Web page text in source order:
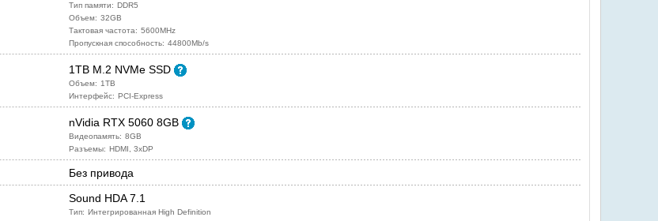
Тип памяти: DDR5
Объем: 32GB
Тактовая частота: 5600MHz
Пропускная способность: 44800Mb/s
1TB M.2 NVMe SSD
Объем: 1TB
Интерфейс: PCI-Express
nVidia RTX 5060 8GB
Видеопамять: 8GB
Разъемы: HDMI, 3xDP
Без привода
Sound HDA 7.1
Тип: Интегрированная High Definition